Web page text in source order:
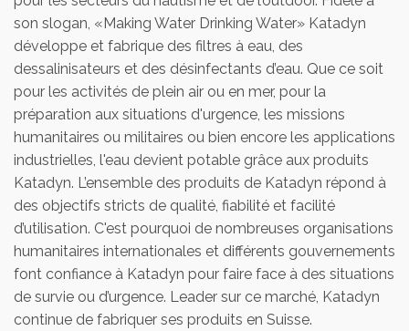
son slogan, «Making Water Drinking Water» Katadyn
développe et fabrique des filtres à eau, des
dessalinisateurs et des désinfectants d’eau. Que ce soit
pour les activités de plein air ou en mer, pour la
préparation aux situations d'urgence, les missions
humanitaires ou militaires ou bien encore les applications
industrielles, l'eau devient potable grâce aux produits
Katadyn. L’ensemble des produits de Katadyn répond à
des objectifs stricts de qualité, fiabilité et facilité
d’utilisation. C'est pourquoi de nombreuses organisations
humanitaires internationales et différents gouvernements
font confiance à Katadyn pour faire face à des situations
de survie ou d’urgence. Leader sur ce marché, Katadyn
continue de fabriquer ses produits en Suisse.